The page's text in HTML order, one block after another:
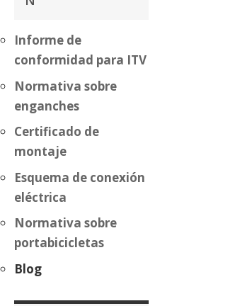
Informe de
conformidad para ITV
Normativa sobre
enganches
Certificado de
montaje
Esquema de conexión
eléctrica
Normativa sobre
portabicicletas
Blog